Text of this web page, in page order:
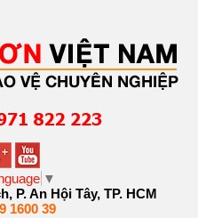
▼
P. An Hội Tây, TP. HCM
1600 39